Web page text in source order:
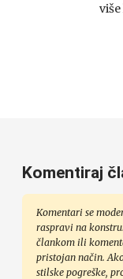
Komentiraj
Komentari se
raspravi na
člankom ili
pristojan način.
stilske pogreške,